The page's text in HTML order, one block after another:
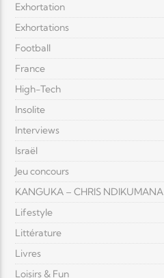
Exhortation
Exhortations
Football
France
High-Tech
Insolite
Interviews
Israël
Jeu concours
KANGUKA – CHRIS NDIKUMANA
Lifestyle
Littérature
Livres
Loisirs & Fun